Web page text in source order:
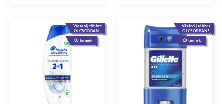
Vásárolj többet
OLCSÓBBAN!
ÚJ termék
Vásárolj többet
OLCSÓBBAN!
ÚJ termék